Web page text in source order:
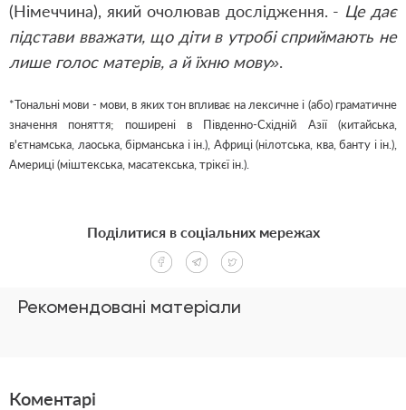
(Німеччина), який очолював дослідження. - Це дає
підстави вважати, що діти в утробі сприймають не
лише голос матерів, а й їхню мову».
*Тональні мови - мови, в яких тон впливає на лексичне і (або) граматичне
значення поняття; поширені в Південно-Східній Азії (китайська,
в'єтнамська, лаоська, бірманська і ін.), Африці (нілотська, ква, банту і ін.),
Америці (міштекська, масатекська, трікєї ін.).
Рекомендовані матеріали
Поділитися в соціальних мережах
Коментарі